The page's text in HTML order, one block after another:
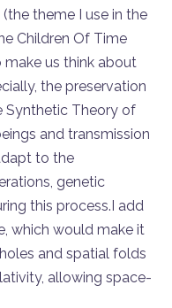
theme I use in the
Children Of Time
make us think about
the preservation
Synthetic Theory of
and transmission
to the
genetic
this process.I add
which would make it
and spatial folds
allowing space-